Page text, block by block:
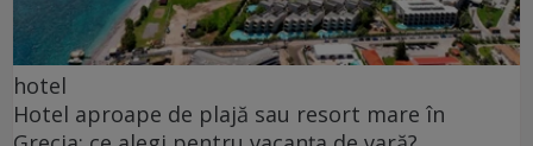
hotel
Hotel aproape de plajă sau resort mare în